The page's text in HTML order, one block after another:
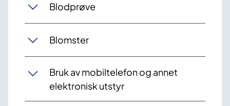
Blodprøve
Blomster
Bruk av mobiltelefon og annet
elektronisk utstyr